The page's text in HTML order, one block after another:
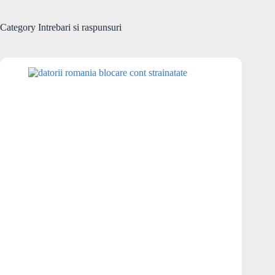
Category Intrebari si raspunsuri